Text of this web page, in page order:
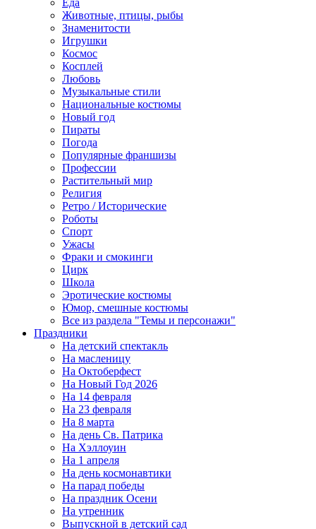
Еда
Животные, птицы, рыбы
Знаменитости
Игрушки
Космос
Косплей
Любовь
Музыкальные стили
Национальные костюмы
Новый год
Пираты
Погода
Популярные франшизы
Профессии
Растительный мир
Религия
Ретро / Исторические
Роботы
Спорт
Ужасы
Фраки и смокинги
Цирк
Школа
Эротические костюмы
Юмор, смешные костюмы
Все из раздела "Темы и персонажи"
Праздники
На детский спектакль
На масленицу
На Октоберфест
На Новый Год 2026
На 14 февраля
На 23 февраля
На 8 марта
На день Св. Патрика
На Хэллоуин
На 1 апреля
На день космонавтики
На парад победы
На праздник Осени
На утренник
Выпускной в детский сад